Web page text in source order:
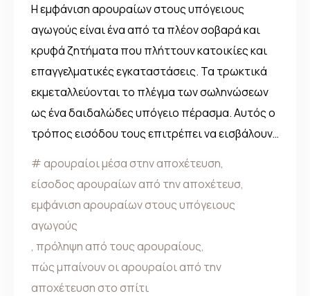
Η εμφάνιση αρουραίων στους υπόγειους
αγωγούς είναι ένα από τα πλέον σοβαρά και
κρυφά ζητήματα που πλήττουν κατοικίες και
επαγγελματικές εγκαταστάσεις. Τα τρωκτικά
εκμεταλλεύονται το πλέγμα των σωληνώσεων
ως ένα δαιδαλώδες υπόγειο πέρασμα. Αυτός ο
τρόπος εισόδου τους επιτρέπει να εισβάλουν…
αρουραίοι μέσα στην αποχέτευση,
είσοδος αρουραίων από την αποχέτευσ,
εμφάνιση αρουραίων στους υπόγειους
αγωγούς
, πρόληψη από τους αρουραίους,
πώς μπαίνουν οι αρουραίοι από την
αποχέτευση στο σπίτι